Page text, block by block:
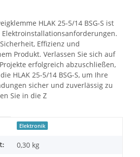
HLAK 25-5/14 BSG-S ist
Effizienz und
Produkt. Verlassen Sie sich auf
erfolgreich abzuschließen,
HLAK 25-5/14 BSG-S, um Ihre
sicher und zuverlässig zu
Sie in die Z
Elektronik
0,30 kg